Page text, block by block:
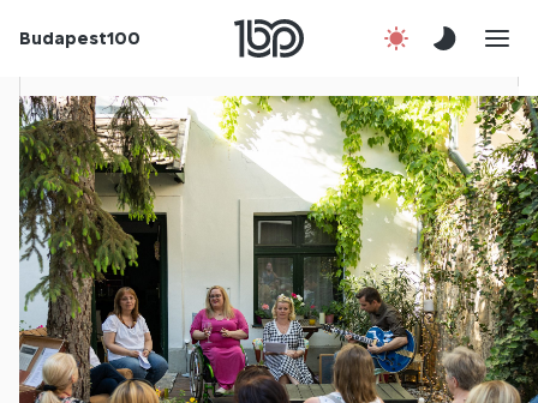
Budapest100
Csatlakozz!
Kapcsolat
En